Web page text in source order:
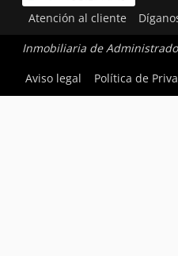
Atención al cliente
Inmobiliaria de
Aviso legal
Política de